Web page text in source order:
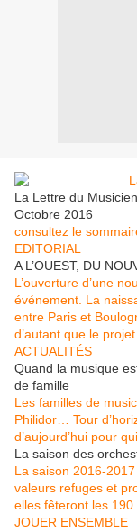
La Lettre du
Octobre 2016
consultez le
EDITORIAL
A L’OUEST, DU
L’ouverture d’une
événement. La
entre Paris et
d’autant que le
ACTUALITÉS
Quand la musique
de famille
Les familles de
Philidor… Tour
d’aujourd’hui pour
La saison des
La saison 2016-
valeurs refuges et
elles fêteront les
JOUER ENSEMBLE